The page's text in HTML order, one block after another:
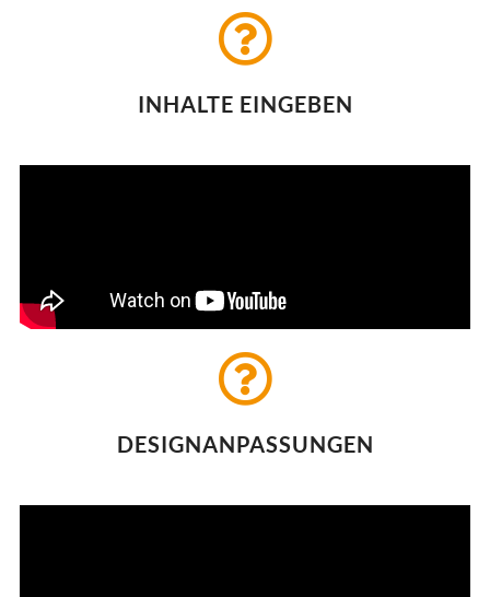
INHALTE EINGEBEN
DESIGNANPASSUNGEN